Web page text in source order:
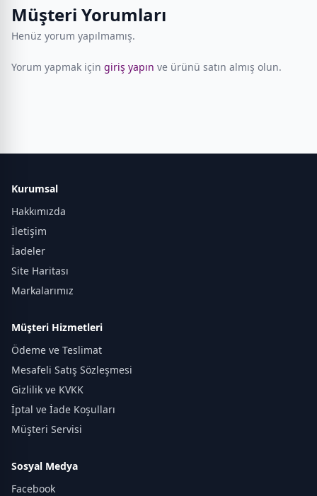
Müşteri Yorumları
Henüz yorum yapılmamış.
Yorum yapmak için giriş yapın ve ürünü satın almış olun.
Kurumsal
Hakkımızda
İletişim
İadeler
Site Haritası
Markalarımız
Müşteri Hizmetleri
Ödeme ve Teslimat
Mesafeli Satış Sözleşmesi
Gizlilik ve KVKK
İptal ve İade Koşulları
Müşteri Servisi
Sosyal Medya
Facebook